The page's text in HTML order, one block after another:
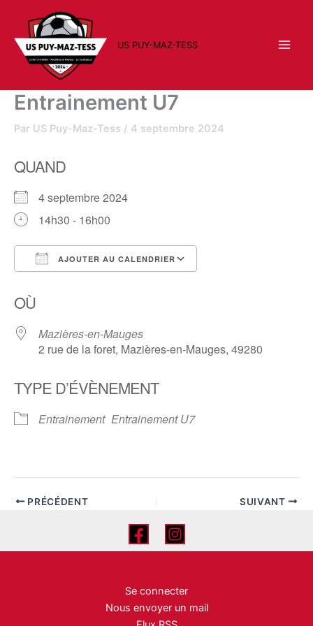
contenu
US PUY-MAZ-TESS
Entrainement U7
Par US Puy-Maz-Tess / 4 septembre 2024
QUAND
4 septembre 2024
14h30 - 16h00
AJOUTER AU CALENDRIER
OÙ
Mazières-en-Mauges
2 rue de la foret, Mazières-en-Mauges, 49280
TYPE D’ÉVÈNEMENT
Entrainement Entrainement U7
PRÉCÉDENT SUIVANT
Se connecter
Nous envoyer un mail